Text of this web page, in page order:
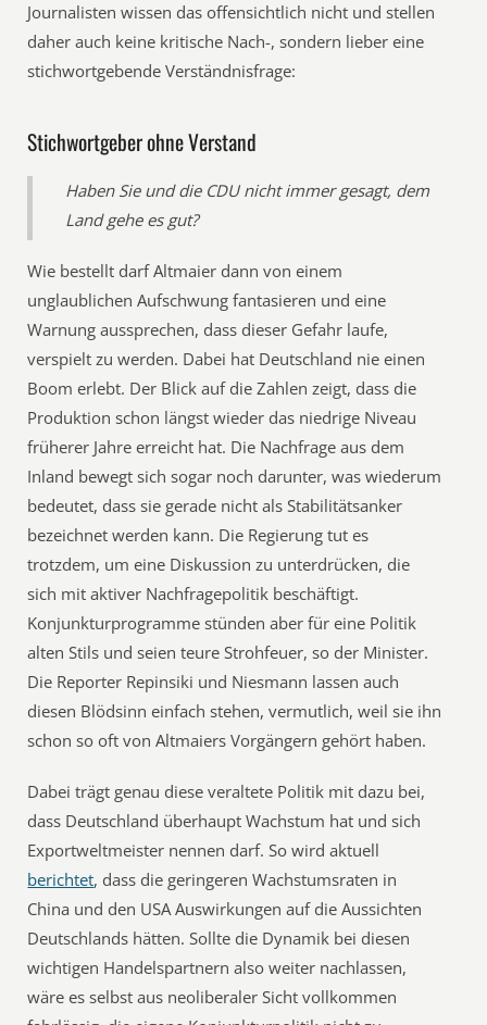
Journalisten wissen das offensichtlich nicht und stellen
daher auch keine kritische Nach-, sondern lieber eine
stichwortgebende Verständnisfrage:
Stichwortgeber ohne Verstand
Haben Sie und die CDU nicht immer gesagt, dem
Land gehe es gut?
Wie bestellt darf Altmaier dann von einem
unglaublichen Aufschwung fantasieren und eine
Warnung aussprechen, dass dieser Gefahr laufe,
verspielt zu werden. Dabei hat Deutschland nie einen
Boom erlebt. Der Blick auf die Zahlen zeigt, dass die
Produktion schon längst wieder das niedrige Niveau
früherer Jahre erreicht hat. Die Nachfrage aus dem
Inland bewegt sich sogar noch darunter, was wiederum
bedeutet, dass sie gerade nicht als Stabilitätsanker
bezeichnet werden kann. Die Regierung tut es
trotzdem, um eine Diskussion zu unterdrücken, die
sich mit aktiver Nachfragepolitik beschäftigt.
Konjunkturprogramme stünden aber für eine Politik
alten Stils und seien teure Strohfeuer, so der Minister.
Die Reporter Repinsiki und Niesmann lassen auch
diesen Blödsinn einfach stehen, vermutlich, weil sie ihn
schon so oft von Altmaiers Vorgängern gehört haben.
Dabei trägt genau diese veraltete Politik mit dazu bei,
dass Deutschland überhaupt Wachstum hat und sich
Exportweltmeister nennen darf. So wird aktuell
berichtet, dass die geringeren Wachstumsraten in
China und den USA Auswirkungen auf die Aussichten
Deutschlands hätten. Sollte die Dynamik bei diesen
wichtigen Handelspartnern also weiter nachlassen,
wäre es selbst aus neoliberaler Sicht vollkommen